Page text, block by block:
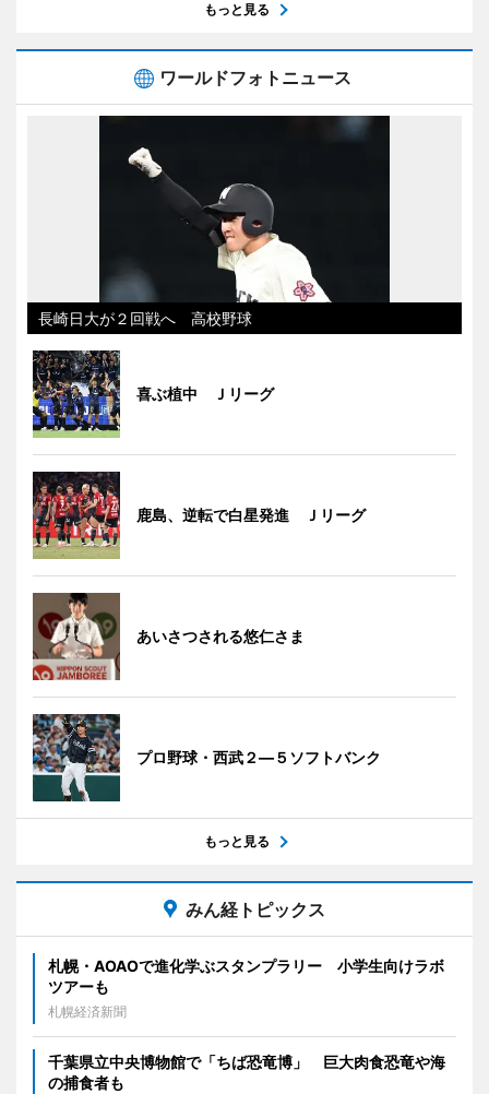
もっと見る
ワールドフォトニュース
長崎日大が２回戦へ 高校野球
喜ぶ植中 Ｊリーグ
鹿島、逆転で白星発進 Ｊリーグ
あいさつされる悠仁さま
プロ野球・西武２―５ソフトバンク
もっと見る
みん経トピックス
札幌・AOAOで進化学ぶスタンプラリー 小学生向けラボ
ツアーも
札幌経済新聞
千葉県立中央博物館で「ちば恐竜博」 巨大肉食恐竜や海
の捕食者も